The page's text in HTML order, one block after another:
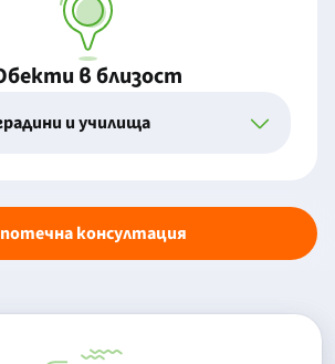
в близост
и училища
консултация